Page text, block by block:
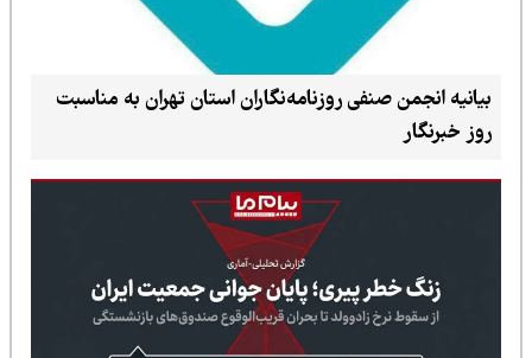
بیانیه انجمن صنفی روزنامه‌نگاران استان تهران به مناسبت
روز خبرنگار